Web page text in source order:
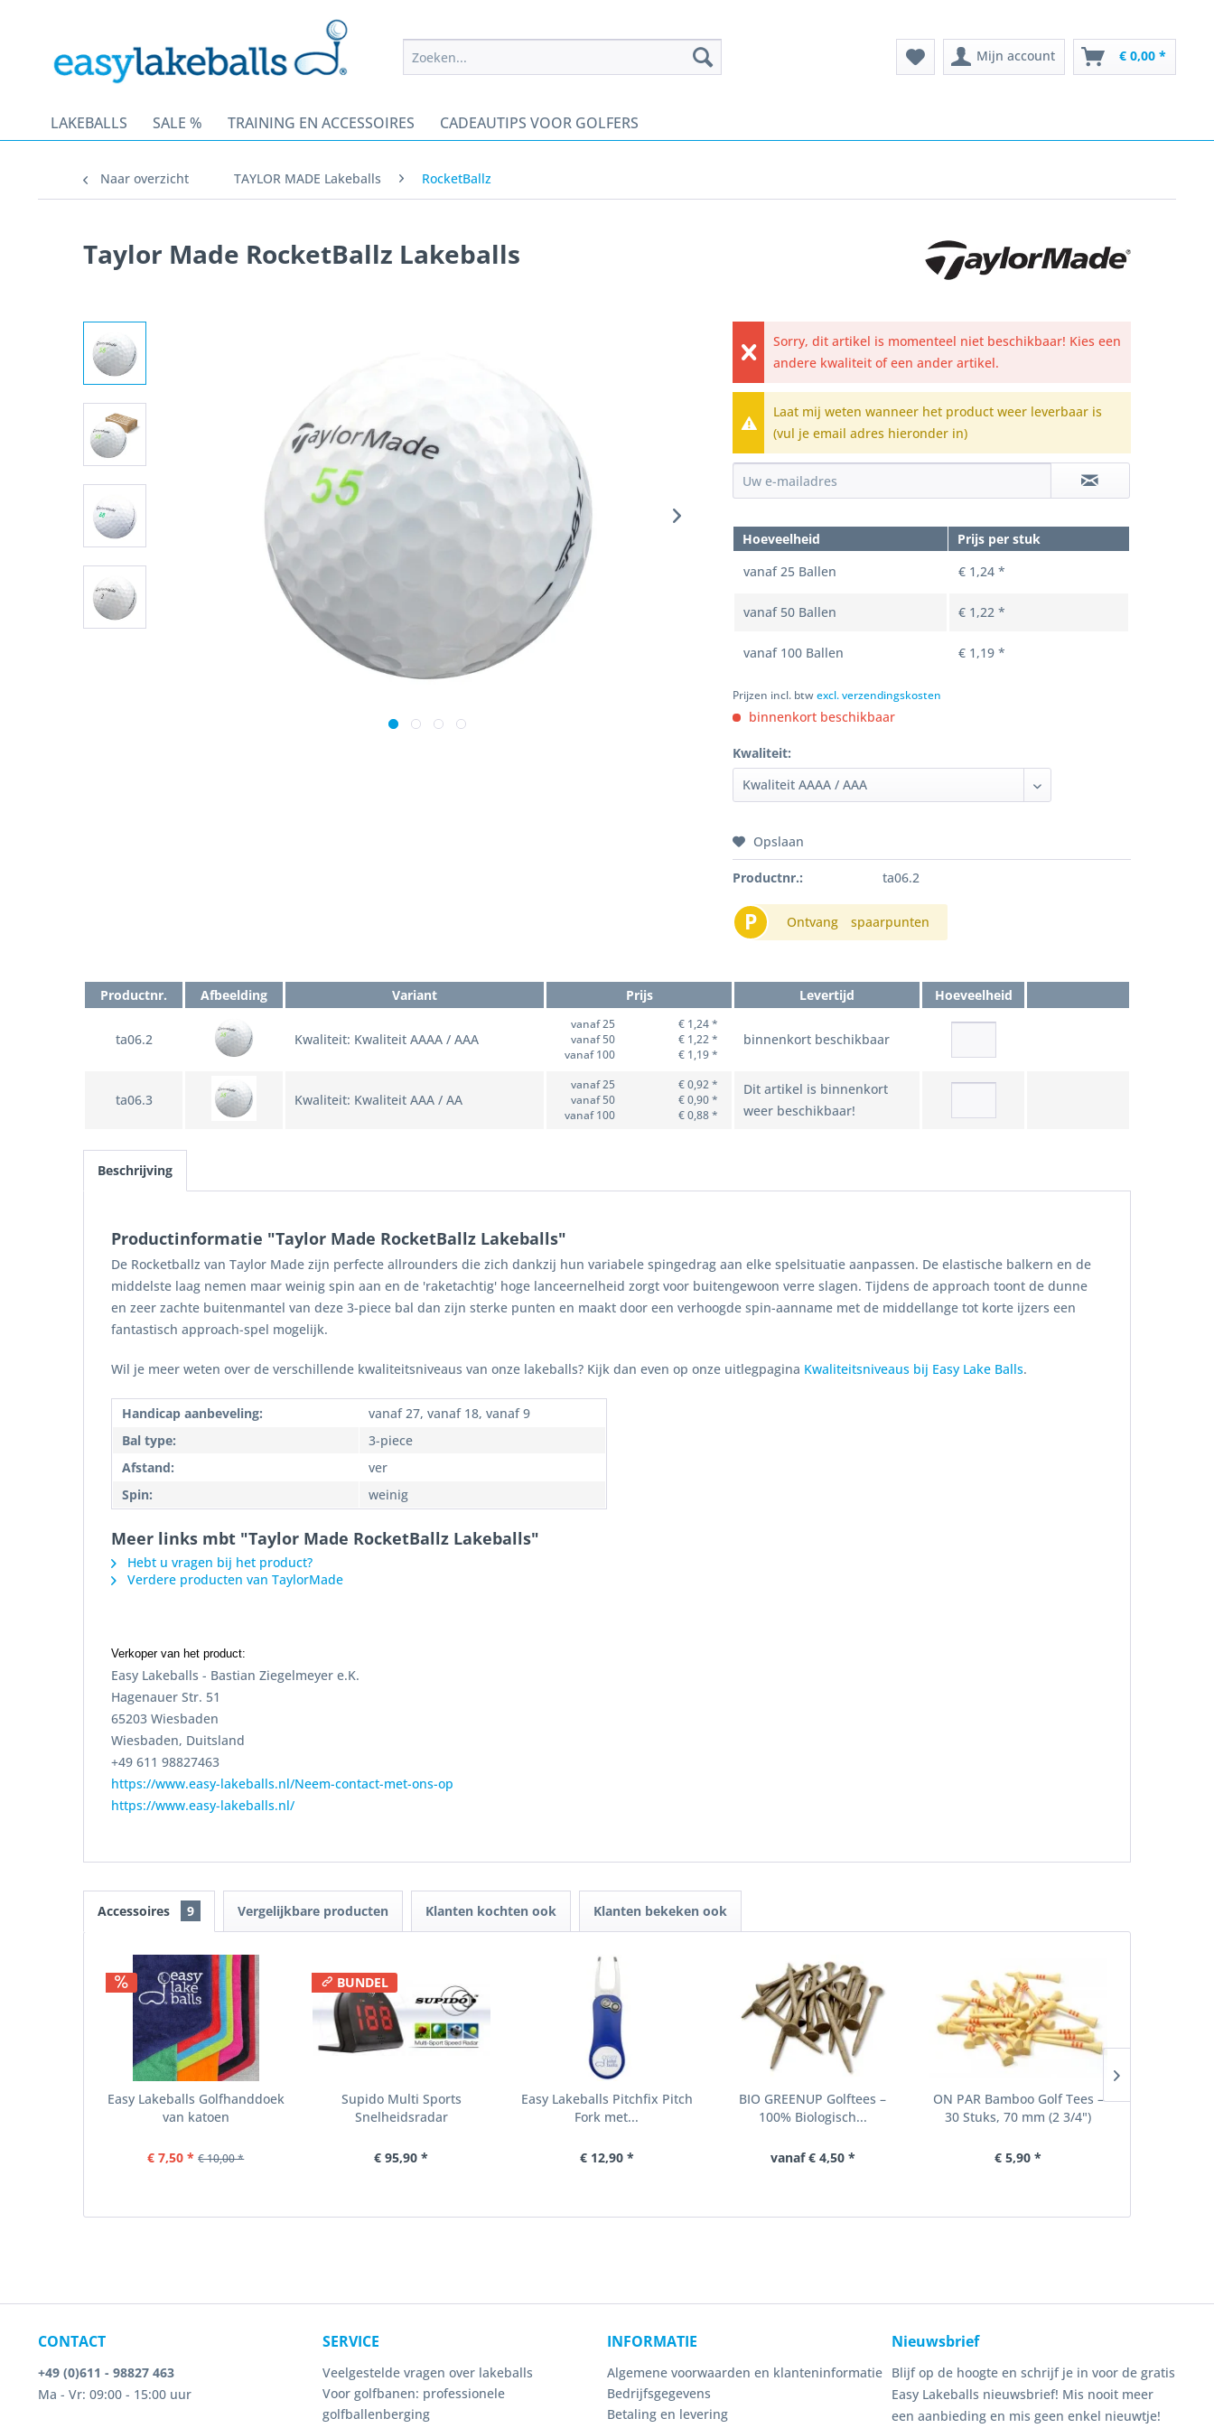
Mijn account € 0,00 *
LAKEBALLS SALE % TRAINING EN ACCESSOIRES CADEAUTIPS VOOR GOLFERS
Naar overzicht TAYLOR MADE Lakeballs RocketBallz
Taylor Made RocketBallz Lakeballs
Sorry, dit artikel is momenteel niet beschikbaar! Kies een
andere kwaliteit of een ander artikel.
Laat mij weten wanneer het product weer leverbaar is
(vul je email adres hieronder in)
Hoeveelheid
Prijs per stuk
vanaf25 Ballen € 1,24 *
vanaf 50 Ballen € 1,22 *
vanaf 100 Ballen € 1,19 *
Prijzen incl. btwexcl. verzendingskosten
binnenkort beschikbaar
Kwaliteit:
Opslaan
Productnr.: ta06.2
P Ontvang spaarpunten
Productnr. Afbeelding Variant Prijs Levertijd Hoeveelheid
ta06.2 Kwaliteit: Kwaliteit AAAA / AAA
vanaf 25
€ 1,24 *
vanaf 50
€ 1,22 *
vanaf 100
€ 1,19 *
binnenkort beschikbaar
ta06.3 Kwaliteit: Kwaliteit AAA / AA
vanaf 25
€ 0,92 *
vanaf 50
€ 0,90 *
vanaf 100
€ 0,88 *
Dit artikel is binnenkort
weer beschikbaar!
Beschrijving
Productinformatie "Taylor Made RocketBallz Lakeballs"
De Rocketballz van Taylor Made zijn perfecte allrounders die zich dankzij hun variabele spingedrag aan elke spelsituatie aanpassen. De elastische balkern en de
middelste laag nemen maar weinig spin aan en de 'raketachtig' hoge lanceernelheid zorgt voor buitengewoon verre slagen. Tijdens de approach toont de dunne
en zeer zachte buitenmantel van deze 3-piece bal dan zijn sterke punten en maakt door een verhoogde spin-aanname met de middellange tot korte ijzers een
fantastisch approach-spel mogelijk.
Wil je meer weten over de verschillende kwaliteitsniveaus van onze lakeballs? Kijk dan even op onze uitlegpagina Kwaliteitsniveaus bij Easy Lake Balls.
Handicap aanbeveling:
vanaf 27, vanaf 18, vanaf 9
Bal type:
3-piece
Afstand:
ver
Spin:
weinig
Meer links mbt "Taylor Made RocketBallz Lakeballs"
Hebt u vragen bij het product?
Verdere producten van TaylorMade
Verkoper van het product:
Easy Lakeballs - Bastian Ziegelmeyer e.K.
Hagenauer Str. 51
65203 Wiesbaden
Wiesbaden, Duitsland
+49 611 98827463
https://www.easy-lakeballs.nl/Neem-contact-met-ons-op
https://www.easy-lakeballs.nl/
Accessoires 9 Vergelijkbare producten Klanten kochten ook Klanten bekeken ook
Easy Lakeballs Golfhanddoek
van katoen
€ 7,50 * € 10,00 *
BUNDEL
Supido Multi Sports
Snelheidsradar
€ 95,90 *
Easy Lakeballs Pitchfix Pitch
Fork met...
€ 12,90 *
BIO GREENUP Golftees –
100% Biologisch...
vanaf € 4,50 *
ON PAR Bamboo Golf Tees –
30 Stuks, 70 mm (2 3/4")
€ 5,90 *
CONTACT
+49 (0)611 - 98827 463
Ma - Vr: 09:00 - 15:00 uur
SERVICE
Veelgestelde vragen over lakeballs
Voor golfbanen: professionele
golfballenberging
INFORMATIE
Algemene voorwaarden en klanteninformatie
Bedrijfsgegevens
Betaling en levering
Nieuwsbrief
Blijf op de hoogte en schrijf je in voor de gratis
Easy Lakeballs nieuwsbrief! Mis nooit meer
een aanbieding en mis geen enkel nieuwtje!